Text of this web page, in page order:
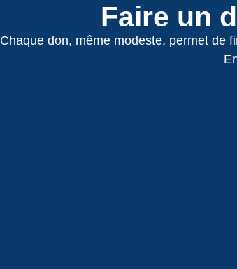
Faire un
Chaque don, même modeste, permet de